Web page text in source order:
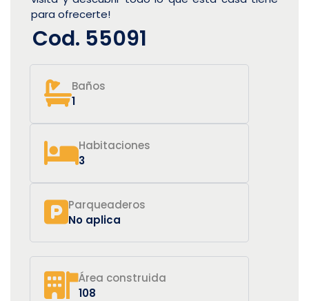
para ofrecerte!
Cod. 55091
Baños
1
Habitaciones
3
Parqueaderos
No aplica
Área construida
108